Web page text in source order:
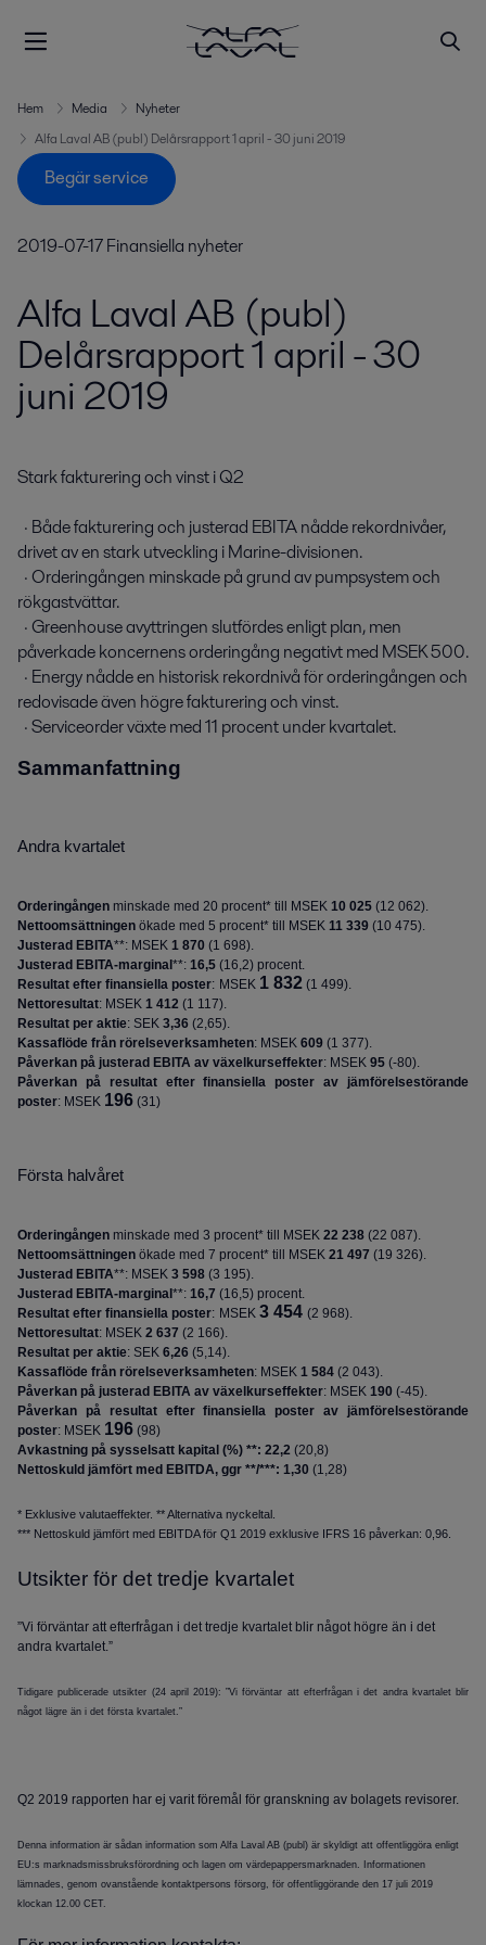
Hem Media
Nyheter
Alfa Laval AB (publ) Delårsrapport 1 april - 30 juni 2019
Begär service
2019-07-17Finansiella nyheter
Alfa Laval AB (publ)
Delårsrapport 1 april - 30
juni 2019
Stark fakturering och vinst i Q2
drivet av en stark utveckling i Marine-divisionen.
rökgastvättar.
påverkade koncernens orderingång negativt med MSEK 500.
redovisade även högre fakturering och vinst.
  · Serviceorder växte med 11 procent under kvartalet.
Sammanfattning
Andra kvartalet
Orderingången minskade med 20 procent* till MSEK 10 025 (12 062).
Nettoomsättningen ökade med 5 procent* till MSEK 11 339 (10 475).
Justerad EBITA**: MSEK 1 870 (1 698).
Justerad EBITA-marginal**: 16,5 (16,2) procent.
Resultat efter finansiella poster: MSEK 1 832 (1 499).
Nettoresultat: MSEK 1 412 (1 117)
Resultat per aktie: SEK 3,36 (2,65)
Kassaflöde från rörelseverksamheten: MSEK 609 (1 377).
Påverkan på justerad EBITA av växelkurseffekter: MSEK 95 (-80).
Påverkan på resultat efter finansiella poster av jämförelsestörande
poster: MSEK 196 (31)
Första halvåret
Orderingången minskade med 3 procent* till MSEK 22 238 (22 087).
Nettoomsättningen ökade med 7 procent* till MSEK 21 497 (19 326).
Justerad EBITA**: MSEK 3 598 (3 195).
Justerad EBITA-marginal **: 16,7 (16,5) procent.
Resultat efter finansiella poster: MSEK 3 454 (2 968).
Nettoresultat: MSEK 2 637 (2 166).
Resultat per aktie: SEK 6,26 (5,14).
Kassaflöde från rörelseverksamheten: MSEK 1 584 (2 043).
Påverkan på justerad EBITA av växelkurseffekter: MSEK 190 (-45).
Påverkan på resultat efter finansiella poster av jämförelsestörande
poster: MSEK 196 (98)
Avkastning på sysselsatt kapital (%) **: 22,2 (20,8)
Nettoskuld jämfört med EBITDA, ggr **/***: 1,30 (1,28)
* Exklusive valutaeffekter. ** Alternativa nyckeltal.
*** Nettoskuld jämfört med EBITDA för Q1 2019 exklusive IFRS 16 påverkan: 0,96.
Utsikter för det tredje kvartalet
”Vi förväntar att efterfrågan i det tredje kvartalet blir något högre än i det
andra kvartalet.”
Tidigare publicerade utsikter (24 april 2019): ”Vi förväntar att efterfrågan i det andra kvartalet blir
något lägre än i det första kvartalet.”
Q2 2019 rapporten har ej varit föremål för granskning av bolagets revisorer.
Denna information är sådan information som Alfa Laval AB (publ) är skyldigt att offentliggöra enligt
EU:s marknadsmissbruksförordning och lagen om värdepappersmarknaden. Informationen
lämnades, genom ovanstående kontaktpersons försorg, för offentliggörande den 17 juli 2019
klockan 12.00 CET.